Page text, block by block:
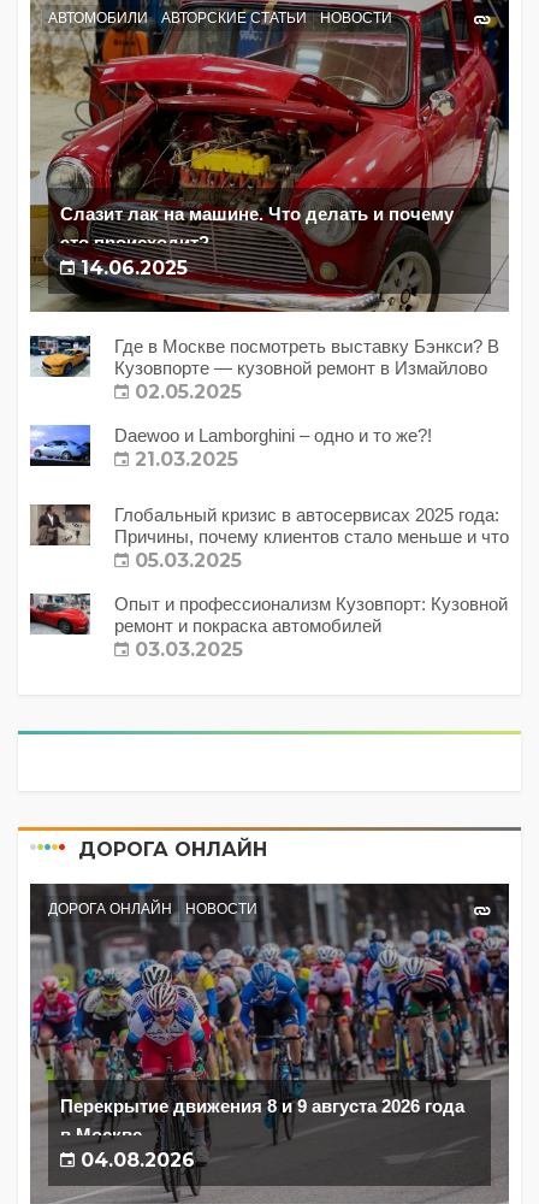
АВТОМОБИЛИ АВТОРСКИЕ СТАТЬИ НОВОСТИ
Слазит лак на машине. Что делать и почему
это происходит?
14.06.2025
Где в Москве посмотреть выставку Бэнкси? В
Кузовпорте — кузовной ремонт в Измайлово
02.05.2025
Daewoo и Lamborghini – одно и то же?!
21.03.2025
Глобальный кризис в автосервисах 2025 года:
Причины, почему клиентов стало меньше и что
с этим делать?
05.03.2025
Опыт и профессионализм Кузовпорт: Кузовной
ремонт и покраска автомобилей
03.03.2025
ДОРОГА ОНЛАЙН
ДОРОГА ОНЛАЙН НОВОСТИ
Перекрытие движения 8 и 9 августа 2026 года
в Москве
04.08.2026